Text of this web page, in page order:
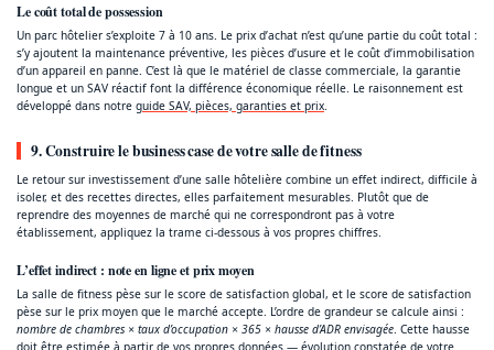
Le coût total de possession
Un parc hôtelier s’exploite 7 à 10 ans. Le prix d’achat n’est qu’une partie du coût total :
s’y ajoutent la maintenance préventive, les pièces d’usure et le coût d’immobilisation
d’un appareil en panne. C’est là que le matériel de classe commerciale, la garantie
longue et un SAV réactif font la différence économique réelle. Le raisonnement est
développé dans notre guide SAV, pièces, garanties et prix
9. Construire le business case de votre salle de fitness
Le retour sur investissement d’une salle hôtelière combine un effet indirect, difficile à
isoler, et des recettes directes, elles parfaitement mesurables. Plutôt que de
reprendre des moyennes de marché qui ne correspondront pas à votre
établissement, appliquez la trame ci-dessous à vos propres chiffres.
L’effet indirect : note en ligne et prix moyen
La salle de fitness pèse sur le score de satisfaction global, et le score de satisfaction
pèse sur le prix moyen que le marché accepte. L’ordre de grandeur se calcule ainsi :
nombre de chambres × taux d’occupation × 365 × hausse d’ADR envisagée . Cette hausse
doit être estimée à partir de vos propres données — évolution constatée de votre